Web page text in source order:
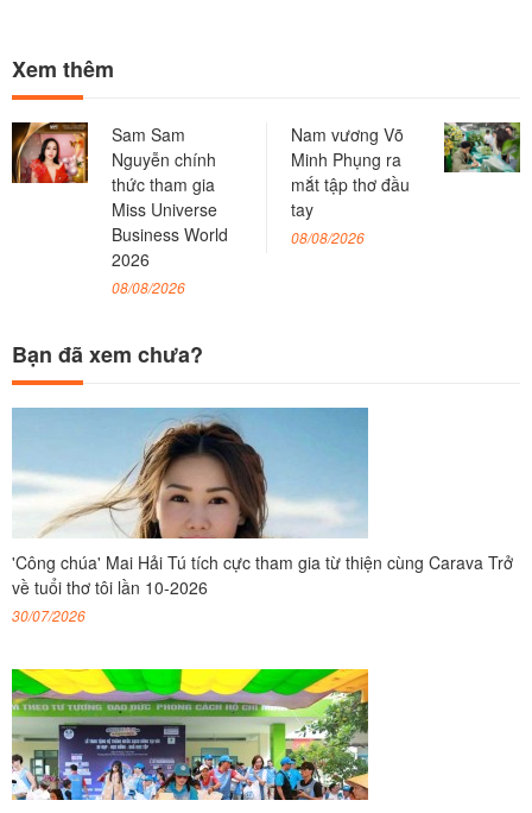
Xem thêm
Sam Sam
Nguyễn chính
thức tham gia
Miss Universe
Business World
2026
08/08/2026
Nam vương Võ
Minh Phụng ra
mắt tập thơ đầu
tay
08/08/2026
Bạn đã xem chưa?
'Công chúa' Mai Hải Tú tích cực tham gia từ thiện cùng Carava Trở
về tuổi thơ tôi lần 10-2026
30/07/2026